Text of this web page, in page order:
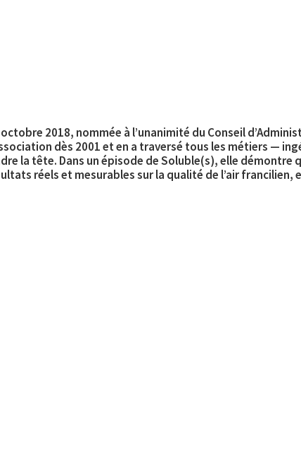
2018, nommée à l’unanimité du Conseil
dès 2001 et en a traversé tous les métiers —
la tête. Dans un épisode de Soluble(s), elle démontre
réels et mesurables sur la qualité de l’air francilien,